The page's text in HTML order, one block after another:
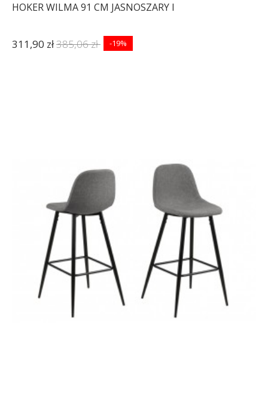
HOKER WILMA 91 CM JASNOSZARY I
311,90 zł385,06 zł -19%